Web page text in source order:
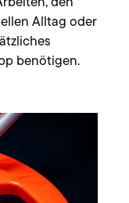
Alltag oder
benötigen.